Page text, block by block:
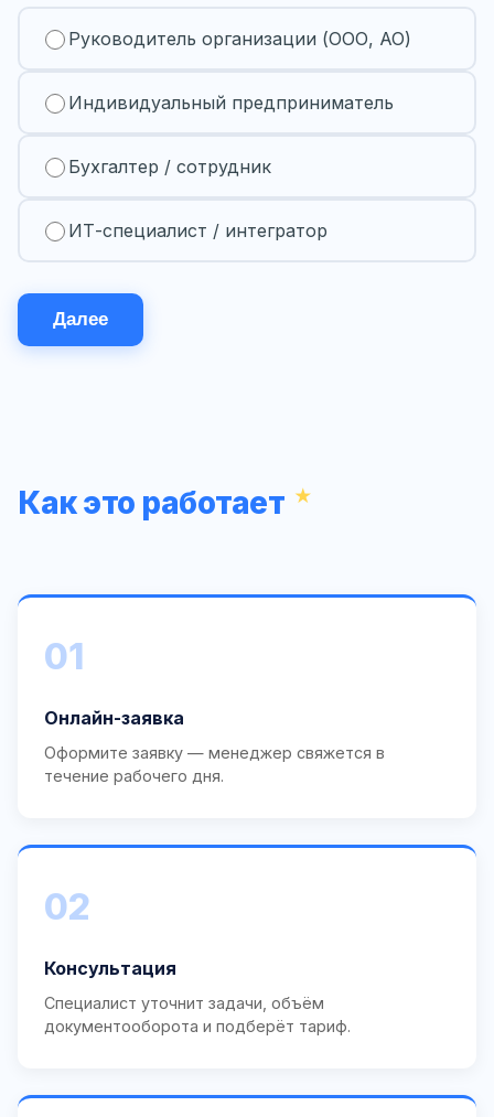
Руководитель организации (ООО, АО)
Индивидуальный предприниматель
Бухгалтер / сотрудник
ИТ-специалист / интегратор
Далее
Как это работает
01
Онлайн-заявка
Оформите заявку — менеджер свяжется в
течение рабочего дня.
02
Консультация
Специалист уточнит задачи, объём
документооборота и подберёт тариф.